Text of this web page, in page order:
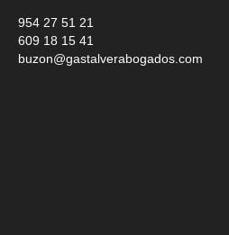
954 27 51 21
609 18 15 41
buzon@gastalverabogados.com